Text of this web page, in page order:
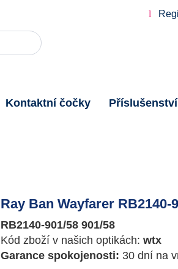
Kontaktní čočky Příslušenství
Ray Ban Wayfarer RB2140-
RB2140-901/58 901/58
Kód zboží v našich optikách: wtx
Garance spokojenosti: 30 dní na